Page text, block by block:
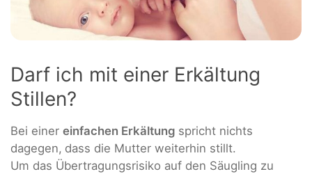
Darf ich mit einer Erkältung
Stillen?
Bei einer einfachen Erkältung spricht nichts
dagegen, dass die Mutter weiterhin stillt.
Um das Übertragungsrisiko auf den Säugling zu